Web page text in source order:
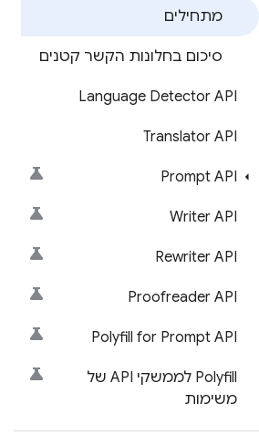
מתחילים
סיכום בחלונות הקשר קטנים
Language Detector API
Translator API
Prompt API
Writer API
Rewriter API
Proofreader API
Polyfill for Prompt API
‫Polyfill לממשקי API של
משימות